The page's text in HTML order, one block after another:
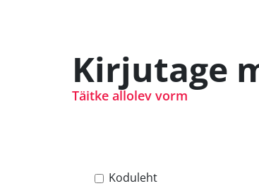
Kirjutage
Täitke allolev vorm
Koduleht